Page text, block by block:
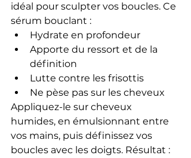
idéal pour sculpter vos boucles. Ce
sérum bouclant :
Hydrate en profondeur
Apporte du ressort et de la
définition
Lutte contre les frisottis
Ne pèse pas sur les cheveux
Appliquez-le sur cheveux
humides, en émulsionnant entre
vos mains, puis définissez vos
boucles avec les doigts. Résultat :